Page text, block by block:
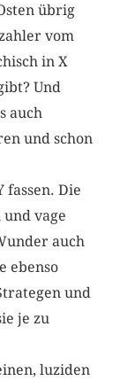
übrig
vom
in X
Und
auch
und schon
fassen. Die
vage
auch
ebenso
und
je zu
luziden